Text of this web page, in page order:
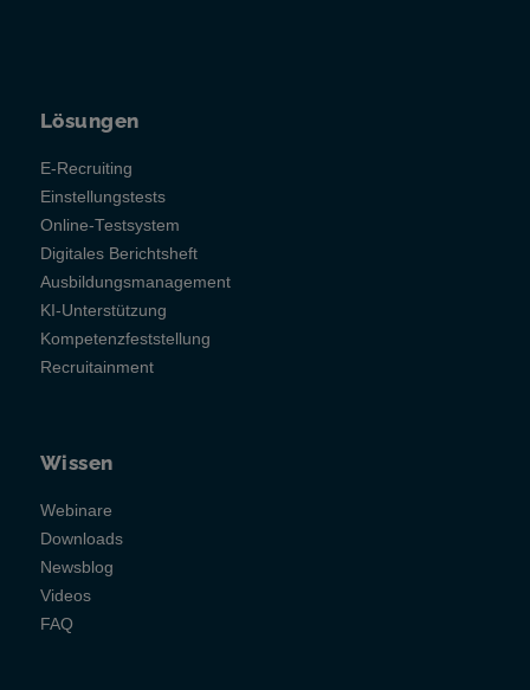
Lösungen
E-Recruiting
Einstellungstests
Online-Testsystem
Digitales Berichtsheft
Ausbildungsmanagement
KI-Unterstützung
Kompetenzfeststellung
Recruitainment
Wissen
Webinare
Downloads
Newsblog
Videos
FAQ